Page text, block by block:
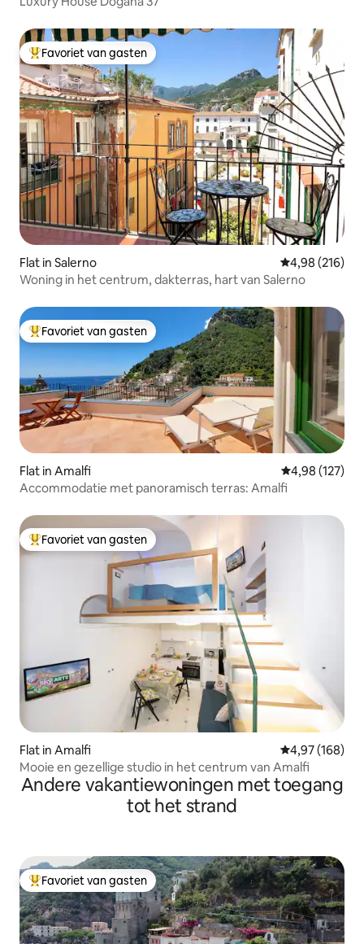
Topfavoriet van gasten
Favoriet van gasten
Flat in Salerno Gemiddelde
4,98 (216)
Woning in het centrum, dakterras, hart van Salerno
Topfavoriet van gasten
Favoriet van gasten
Flat in Amalfi Gemiddelde
4,98 (127)
Accommodatie met panoramisch terras: Amalfi
Topfavoriet van gasten
Favoriet van gasten
Flat in Amalfi Gemiddelde
4,97 (168)
Mooie en gezellige studio in het centrum van Amalfi
Andere vakantiewoningen met toegang
tot het strand
Topfavoriet van gasten
Favoriet van gasten